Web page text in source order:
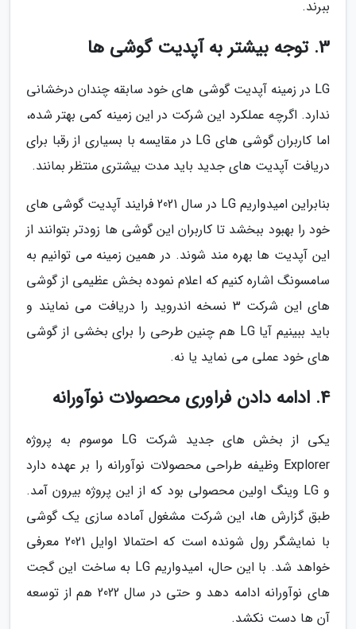
ببرند.
3. توجه بیشتر به آپدیت گوشی ها
LG در زمینه آپدیت گوشی های خود سابقه چندان درخشانی
ندارد. اگرچه عملکرد این شرکت در این زمینه کمی بهتر شده،
اما کاربران گوشی های LG در مقایسه با بسیاری از رقبا برای
دریافت آپدیت های جدید باید مدت بیشتری منتظر بمانند.
بنابراین امیدواریم LG در سال 2021 فرایند آپدیت گوشی های
خود را بهبود ببخشد تا کاربران این گوشی ها زودتر بتوانند از
این آپدیت ها بهره مند شوند. در همین زمینه می توانیم به
سامسونگ اشاره کنیم که اعلام نموده بخش عظیمی از گوشی
های این شرکت 3 نسخه اندروید را دریافت می نمایند و
باید ببینیم آیا LG هم چنین طرحی را برای بخشی از گوشی
های خود عملی می نماید یا نه.
4. ادامه دادن فراوری محصولات نوآورانه
یکی از بخش های جدید شرکت LG موسوم به پروژه
Explorer وظیفه طراحی محصولات نوآورانه را بر عهده دارد
و LG وینگ اولین محصولی بود که از این پروژه بیرون آمد.
طبق گزارش ها، این شرکت مشغول آماده سازی یک گوشی
با نمایشگر رول شونده است که احتمالا اوایل 2021 معرفی
خواهد شد. با این حال، امیدواریم LG به ساخت این گجت
های نوآورانه ادامه دهد و حتی در سال 2022 هم از توسعه
آن ها دست نکشد.